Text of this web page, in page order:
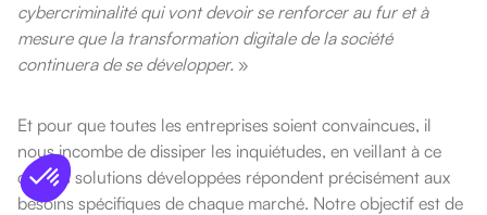
cybercriminalité qui vont devoir se renforcer au fur et à
mesure que la transformation digitale de la société
continuera de se développer. »
Et pour que toutes les entreprises soient convaincues, il
nous incombe de dissiper les inquiétudes, en veillant à ce
que les solutions développées répondent précisément aux
besoins spécifiques de chaque marché. Notre objectif est de